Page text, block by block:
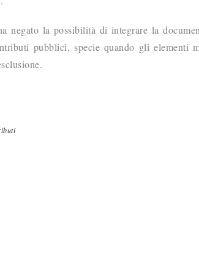
negato la possibilità di integrare la
pubblici, specie quando gli elementi